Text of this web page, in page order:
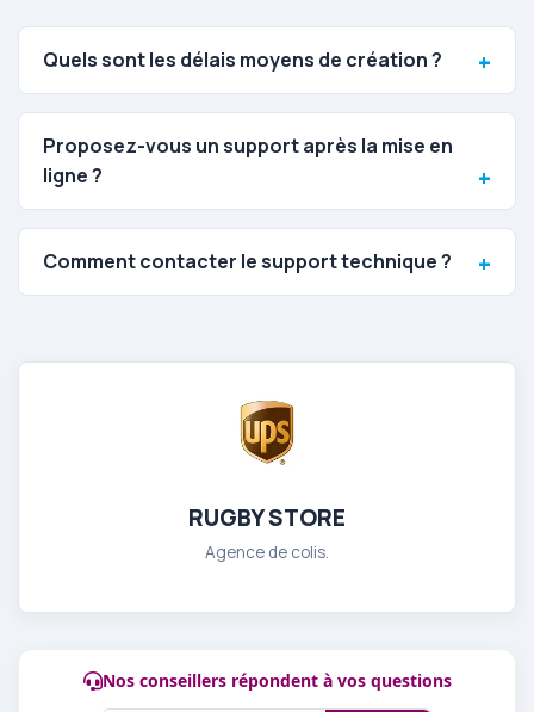
Quels sont les délais moyens de création ?
Proposez-vous un support après la mise en
ligne ?
Comment contacter le support technique ?
RUGBY STORE
Agence de colis.
Nos conseillers répondent à vos questions